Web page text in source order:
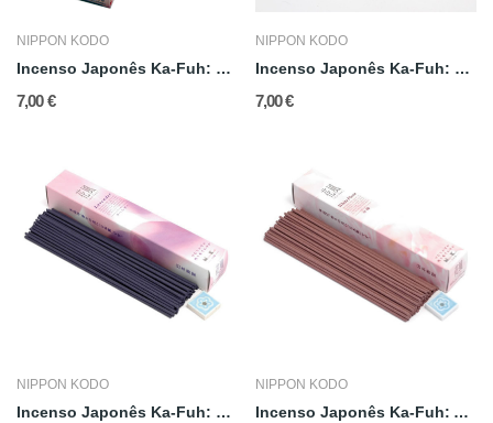
NIPPON KODO
Incenso Japonês Ka-Fuh: Dafne
7,00 €
NIPPON KODO
Incenso Japonês Ka-Fuh: Água
7,00 €
NIPPON KODO
Incenso Japonês Ka-Fuh: Lavanda
NIPPON KODO
Incenso Japonês Ka-Fuh: Ameixa Branca